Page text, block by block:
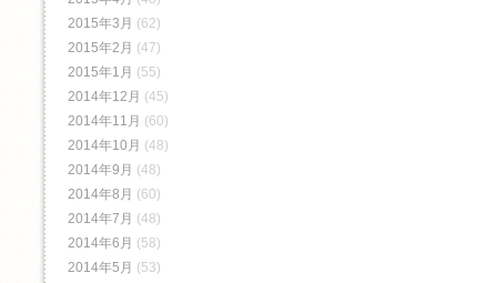
2015年3月 (62)
2015年2月 (47)
2015年1月 (55)
2014年12月 (45)
2014年11月 (60)
2014年10月 (48)
2014年9月 (48)
2014年8月 (60)
2014年7月 (48)
2014年6月 (58)
2014年5月 (53)